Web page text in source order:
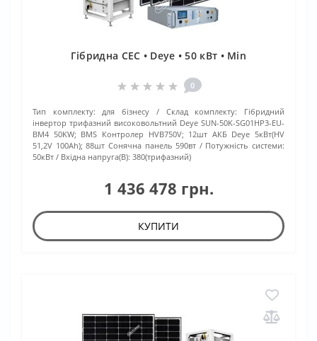
Гібридна СЕС • Deye • 50 кВт • Min
0
Тип комплекту: для бізнесу Склад комплекту:
Гібридний
інвертор трифазний високовольтний Deye SUN-50K-SG01HP3-EU-
BM4 50KW; BMS Контролер HVB750V; 12шт АКБ Deye 5кВт(HV
51,2V 100Ah); 88шт Сонячна панель 590вт
Потужність системи:
50кВт
Вхідна напруга(В): 380(трифазний)
1 436 478 грн.
КУПИТИ